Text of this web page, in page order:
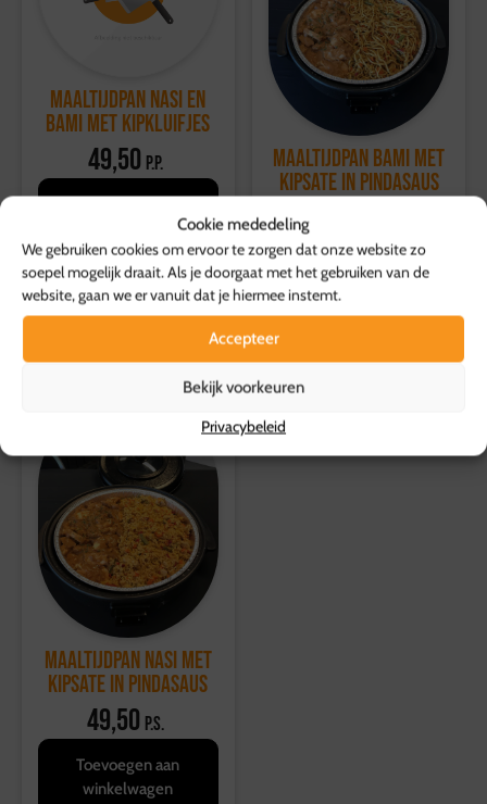
Cookie mededeling
We gebruiken cookies om ervoor te zorgen dat onze website zo
soepel mogelijk draait. Als je doorgaat met het gebruiken van de
website, gaan we er vanuit dat je hiermee instemt.
Accepteer
Bekijk voorkeuren
Privacybeleid
Voor meer informatie, bezoek onze
Maaltijdpan Nasi en
bami met kipkluifjes
49,50 p.p.
Maaltijdpan Bami met
kipsate in pindasaus
Toevoegen aan
winkelwagen
Maaltijdpan Nasi met
kipsate in pindasaus
49,50 p.s.
Toevoegen aan
winkelwagen